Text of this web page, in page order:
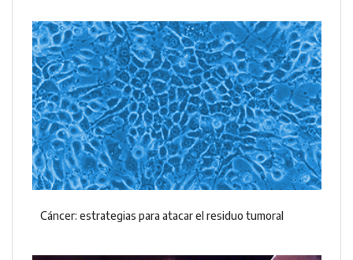
Cáncer: estrategias para atacar el residuo tumoral